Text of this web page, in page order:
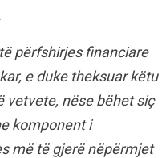
përfshirjes financiare
e duke theksuar këtu
vetvete, nëse bëhet siç
komponent i
më të gjerë nëpërmjet